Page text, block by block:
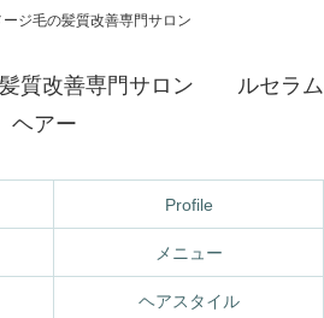
ジ毛の髪質改善専門サロン
髪質改善専門サロン ルセラム
ヘアー
Profile
メニュー
ヘアスタイル